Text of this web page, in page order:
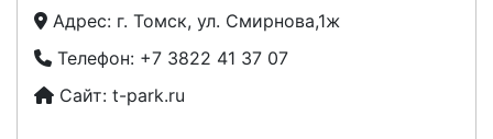
Адрес: г. Томск, ул. Смирнова,1ж
Телефон: +7 3822 41 37 07
Сайт: t-park.ru